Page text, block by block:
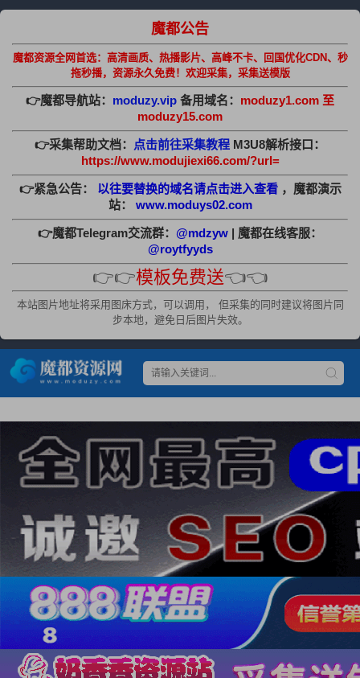
魔都公告
魔都资源全网首选：高清画质、热播影片、高峰不卡、回国优化CDN、秒
拖秒播，资源永久免费！欢迎采集，采集送模版
👉魔都导航站： moduzy.vip 备用域名： moduzy1.com 至
moduzy15.com
👉采集帮助文档： 点击前往采集教程 M3U8解析接口：
https://www.modujiexi66.com/?url=
👉紧急公告： 以往要替换的域名请点击进入查看 ，魔都演示
站：
www.moduys02.com
👉魔都Telegram交流群： @mdzyw | 魔都在线客服：
@roytfyyds
👉👉模板免费送👈👈
本站图片地址将采用图床方式，可以调用， 但采集的同时建议将图片同
步本地，避免日后图片失效。